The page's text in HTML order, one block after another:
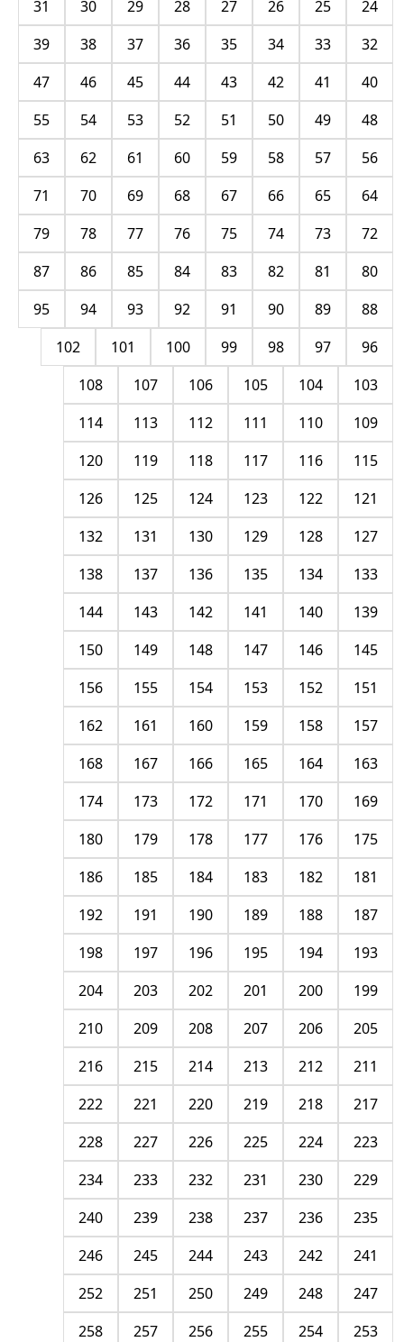
24
25
26
27
28
29
30
31
32
33
34
35
36
37
38
39
40
41
42
43
44
45
46
47
48
49
50
51
52
53
54
55
56
57
58
59
60
61
62
63
64
65
66
67
68
69
70
71
72
73
74
75
76
77
78
79
80
81
82
83
84
85
86
87
88
89
90
91
92
93
94
95
96
97
98
99
100
101
102
103
104
105
106
107
108
109
110
111
112
113
114
115
116
117
118
119
120
121
122
123
124
125
126
127
128
129
130
131
132
133
134
135
136
137
138
139
140
141
142
143
144
145
146
147
148
149
150
151
152
153
154
155
156
157
158
159
160
161
162
163
164
165
166
167
168
169
170
171
172
173
174
175
176
177
178
179
180
181
182
183
184
185
186
187
188
189
190
191
192
193
194
195
196
197
198
199
200
201
202
203
204
205
206
207
208
209
210
211
212
213
214
215
216
217
218
219
220
221
222
223
224
225
226
227
228
229
230
231
232
233
234
235
236
237
238
239
240
241
242
243
244
245
246
247
248
249
250
251
252
253
254
255
256
257
258